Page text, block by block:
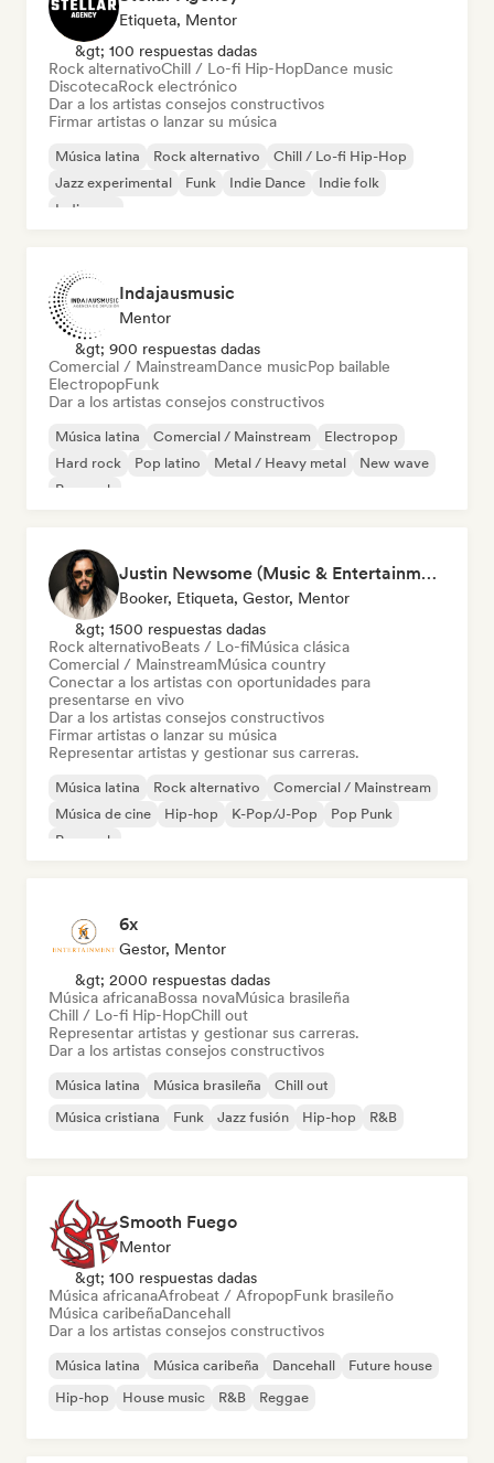
Etiqueta, Mentor
&gt; 100 respuestas dadas
Rock alternativoChill / Lo-fi Hip-HopDance music
DiscotecaRock electrónico
Dar a los artistas consejos constructivos
Firmar artistas o lanzar su música
Música latina Rock alternativo
Chill / Lo-fi Hip-Hop
Jazz experimental
Funk Indie Dance
Indie folk
Indie pop
Indajausmusic
Mentor
&gt; 900 respuestas dadas
Comercial / MainstreamDance musicPop bailable
ElectropopFunk
Dar a los artistas consejos constructivos
Música latina Comercial / Mainstream
Electropop
Hard rock
Pop latino Metal / Heavy metal
New wave
Pop rock
Justin Newsome (Music & Entertainment Executive | A&R, Artist Development & Partnerships | Applied AI & Systems Strategy)
Booker, Etiqueta, Gestor, Mentor
&gt; 1500 respuestas dadas
Rock alternativoBeats / Lo-fiMúsica clásica
Comercial / MainstreamMúsica country
Conectar a los artistas con oportunidades para
presentarse en vivo
Dar a los artistas consejos constructivos
Firmar artistas o lanzar su música
Representar artistas y gestionar sus carreras.
Música latina Rock alternativo
Comercial / Mainstream
Música de cine
Hip-hop K-Pop/J-Pop
Pop Punk
Pop rock
6x
Gestor, Mentor
&gt; 2000 respuestas dadas
Música africanaBossa novaMúsica brasileña
Chill / Lo-fi Hip-HopChill out
Representar artistas y gestionar sus carreras.
Dar a los artistas consejos constructivos
Música latina Música brasileña
Chill out
Música cristiana
Funk Jazz fusión Hip-hop R&B
Smooth Fuego
Mentor
&gt; 100 respuestas dadas
Música africanaAfrobeat / AfropopFunk brasileño
Música caribeñaDancehall
Dar a los artistas consejos constructivos
Música latina Música caribeña Dancehall
Future house
Hip-hop
House music R&B Reggae